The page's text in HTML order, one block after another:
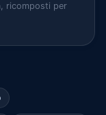
ricomposti per